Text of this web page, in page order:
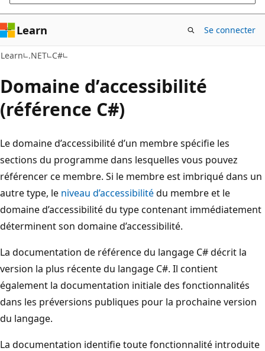
Learn Se connecter
Learn .NET C#
Domaine d’accessibilité
(référence C#)
Le domaine d’accessibilité d’un membre spécifie les
sections du programme dans lesquelles vous pouvez
référencer ce membre. Si le membre est imbriqué dans un
autre type, le niveau d’accessibilitédu membre et le
domaine d’accessibilité du type contenant immédiatement
déterminent son domaine d’accessibilité.
La documentation de référence du langage C# décrit la
version la plus récente du langage C#. Il contient
également la documentation initiale des fonctionnalités
dans les préversions publiques pour la prochaine version
du langage.
La documentation identifie toute fonctionnalité introduite